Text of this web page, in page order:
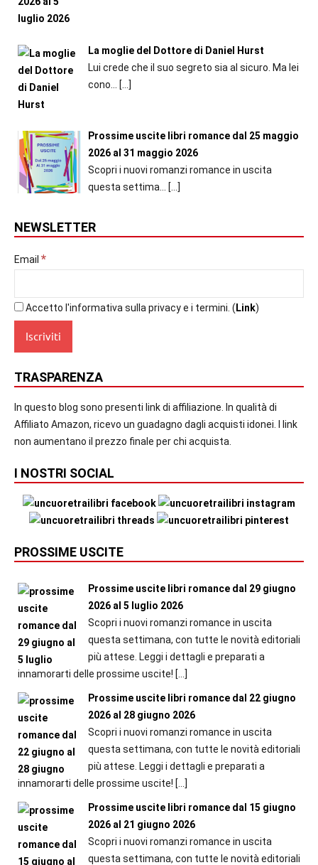
La moglie del Dottore di Daniel Hurst
Lui crede che il suo segreto sia al sicuro. Ma lei
cono...
[…]
Prossime uscite libri romance dal 25 maggio
2026 al 31 maggio 2026
Scopri i nuovi romanzi romance in uscita
questa settima... […]
NEWSLETTER
Email *
Accetto l'informativa sulla privacy e i termini. ( Link)
TRASPARENZA
In questo blog sono presenti link di affiliazione. In qualità di
Affiliato Amazon, ricevo un guadagno dagli acquisti idonei. I link
non aumentano il prezzo finale per chi acquista.
I NOSTRI SOCIAL
PROSSIME USCITE
Prossime uscite libri romance dal 29 giugno
2026 al 5 luglio 2026
Scopri i nuovi romanzi romance in uscita
questa settimana, con tutte le novità editoriali
più attese. Leggi i dettagli e preparati a
innamorarti delle prossime uscite! […]
Prossime uscite libri romance dal 22 giugno
2026 al 28 giugno 2026
Scopri i nuovi romanzi romance in uscita
questa settimana, con tutte le novità editoriali
più attese. Leggi i dettagli e preparati a
innamorarti delle prossime uscite! […]
Prossime uscite libri romance dal 15 giugno
2026 al 21 giugno 2026
Scopri i nuovi romanzi romance in uscita
questa settimana, con tutte le novità editoriali